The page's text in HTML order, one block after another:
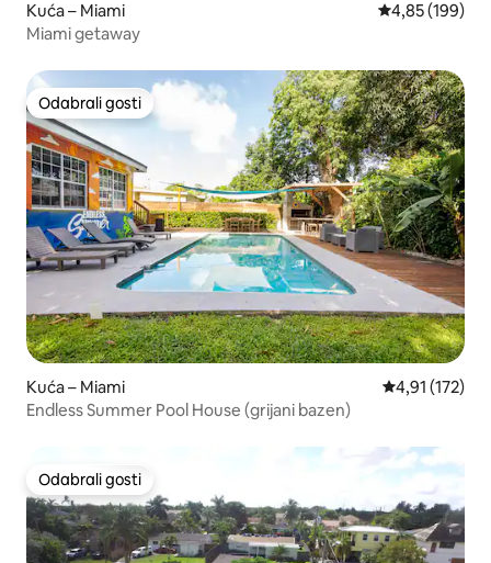
Kuća – Miami Prosječna
4,85 (199)
Miami getaway
Odabrali gosti
Odabrali gosti
Kuća – Miami Prosječna
4,91 (172)
Endless Summer Pool House (grijani bazen)
Odabrali gosti
Odabrali gosti